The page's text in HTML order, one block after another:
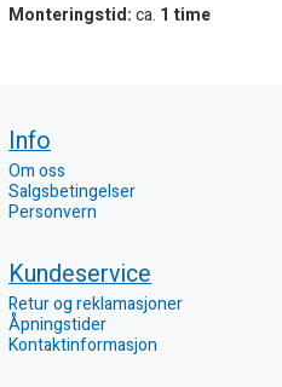
Monteringstid:ca. 1 time
Info
Om oss
Salgsbetingelser
Personvern
Kundeservice
Retur og reklamasjoner
Åpningstider
Kontaktinformasjon